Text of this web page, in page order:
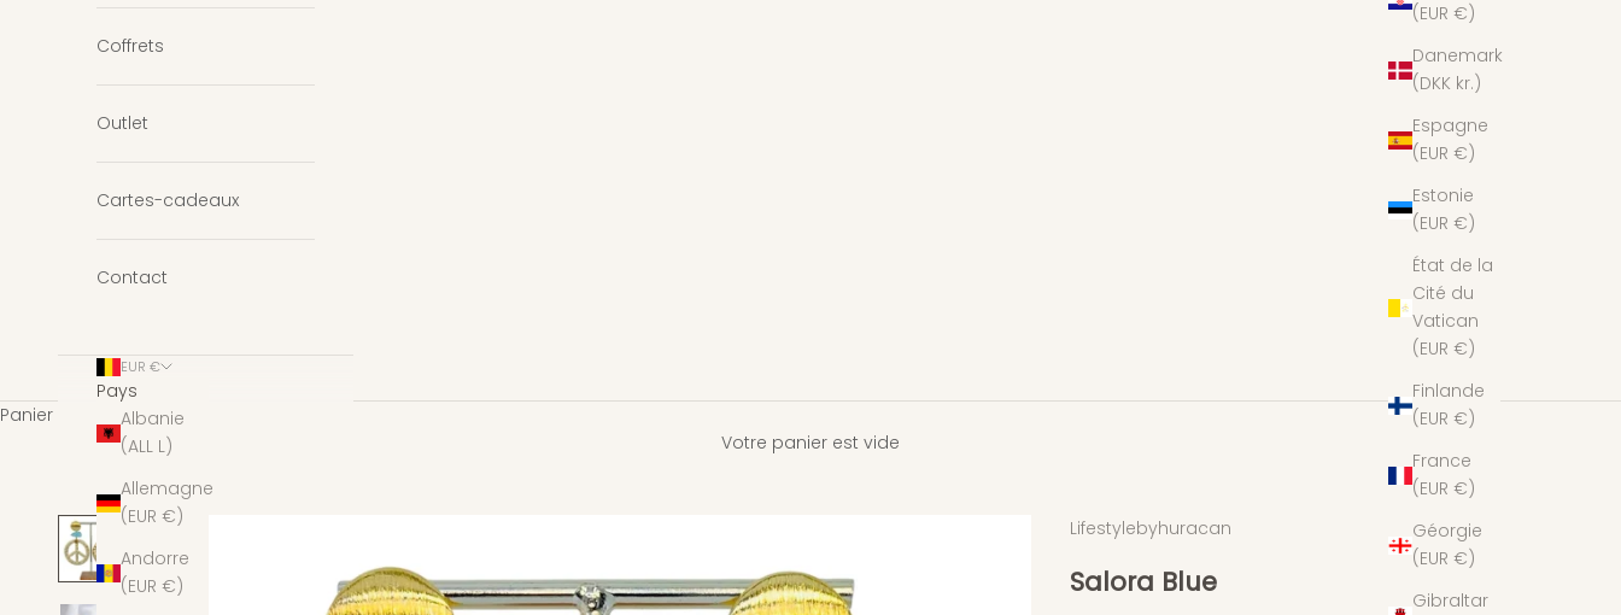
(EUR €)
Danemark
(DKK kr.)
Espagne
(EUR €)
Estonie
(EUR €)
État de la
Cité du
Vatican
(EUR €)
Finlande
(EUR €)
France
(EUR €)
Géorgie
(EUR €)
Gibraltar
Coffrets
Outlet
Cartes-cadeaux
Contact
EUR €
Pays
Albanie
(ALL L)
Allemagne
(EUR €)
Andorre
(EUR €)
Panier
Votre panier est vide
Lifestylebyhuracan
Salora Blue